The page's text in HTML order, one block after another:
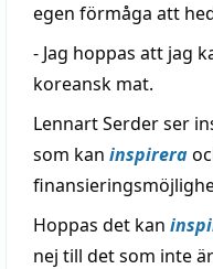
egen förmåga att
- Jag hoppas att jag
koreansk mat.
Lennart Serder ser
som kan inspirera
Hoppas det kan
nej till det som inte